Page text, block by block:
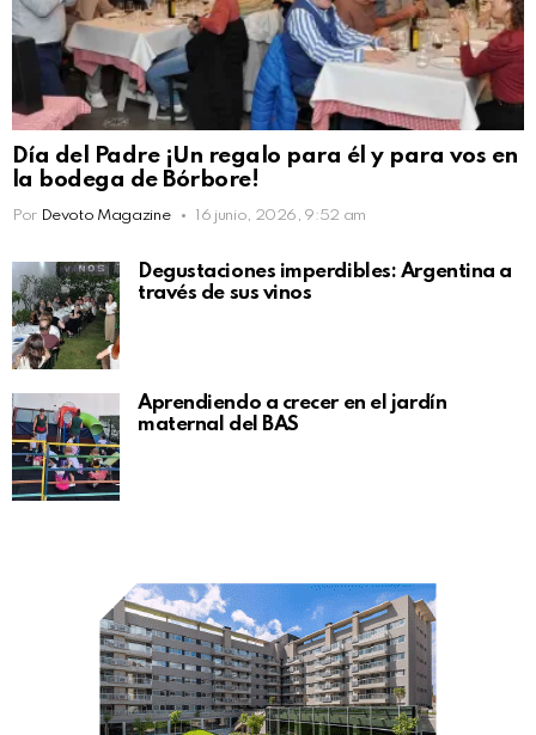
Día del Padre ¡Un regalo para él y para vos en
la bodega de Bórbore!
Por Devoto Magazine 16 junio, 2026, 9:52 am
Degustaciones imperdibles: Argentina a
través de sus vinos
Aprendiendo a crecer en el jardín
maternal del BAS